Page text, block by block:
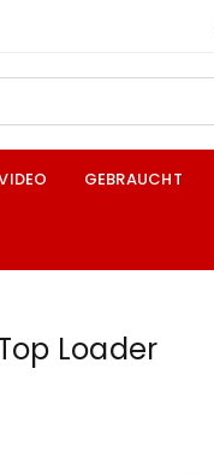
GEBRAUCHT
Loader